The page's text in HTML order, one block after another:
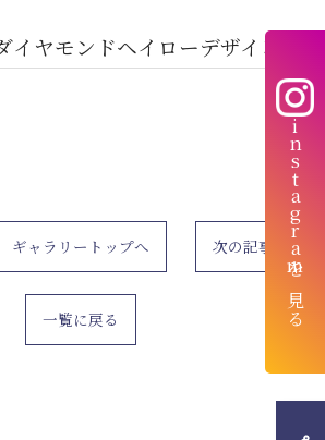
イヤモンドヘイローデザイン
ギャラリートップへ 次の記事 >
一覧に戻る instagramを見る